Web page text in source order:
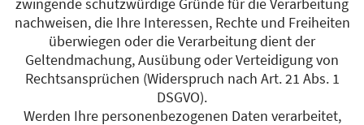
zwingende schutzwürdige Gründe für die Verarbeitung
nachweisen, die Ihre Interessen, Rechte und Freiheiten
überwiegen oder die Verarbeitung dient der
Geltendmachung, Ausübung oder Verteidigung von
Rechtsansprüchen (Widerspruch nach Art. 21 Abs. 1
DSGVO).
Werden Ihre personenbezogenen Daten verarbeitet,